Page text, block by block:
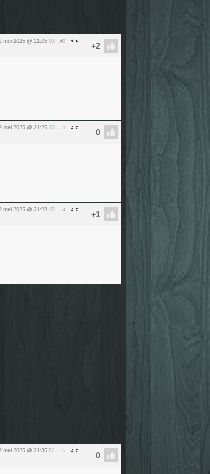
mei 2025 @ 21:05:03 #2
mei 2025 @ 21:26:13 #3
mei 2025 @ 21:28:45 #4
mei 2025 @ 21:35:54 #5